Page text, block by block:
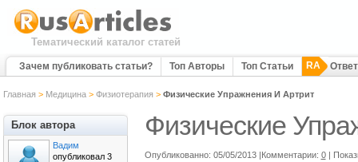
Тематический каталог статей
Зачем публиковать статьи? Топ Авторы Топ Статьи RA
Главная > Медицина> Физиотерапия > Физические Упражнения И Артрит
Физические
Опубликованно: 05/05/2013 |Комментарии: 0 |
Блок автора
Вадим
опубликовал 3